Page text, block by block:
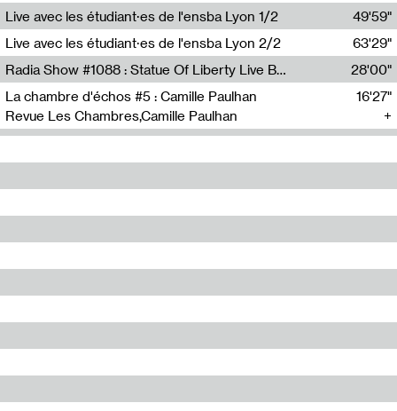
Radio Panik
Live avec les étudiant·es de l'ensba Lyon 1/2
49'59"
Live avec les étudiant·es de l'ensba Lyon 2/2
63'29"
Radia Show #1088 : Statue Of Liberty Live By Ed Baxter (Resonance)
Resonance
28'00"
La chambre d'échos #5 : Camille Paulhan
Revue Les Chambres,Camille Paulhan
16'27"